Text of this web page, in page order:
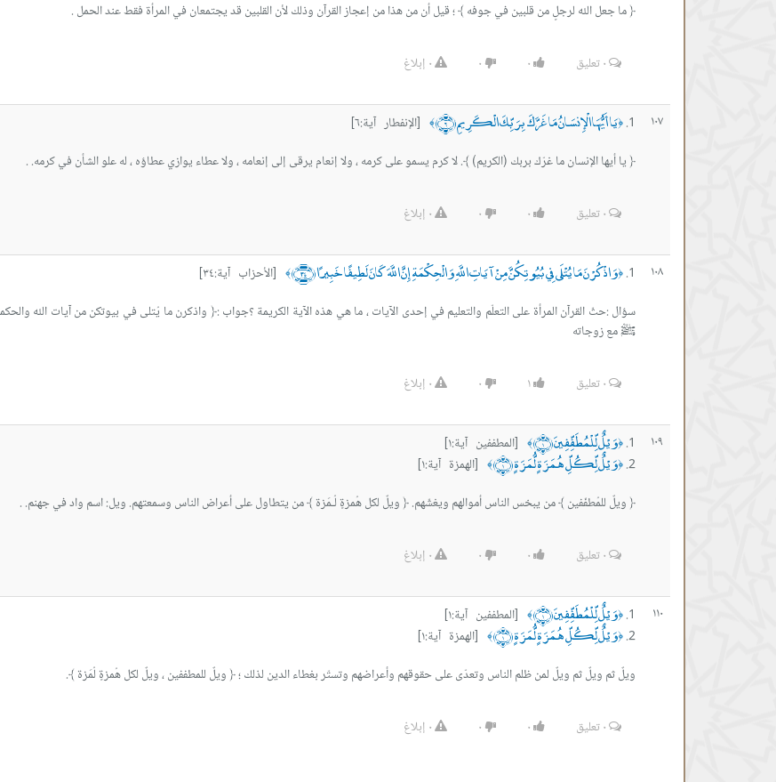
﴿ ما جعل الله لرجلٍ من قلبين في جوفه ﴾ ؛ قيل أن من هذا من إعجاز القرآن وذلك لأن القلبين قد يجتمعان في المرأة فقط عند الحمل .
٠تعليق ٠ ٠ ٠ إبلاغ
١٠٧ ﴿يَا أَيُّهَا الْإِنسَانُ مَا غَرَّكَ بِرَبِّكَ الْكَرِيمِ ﴿٦﴾ ﴾
[الإنفطار آية:٦]
﴿ يا أيها الإنسان ما غرّك بربك (الكريم) ﴾. لا كرم يسمو على كرمه ، ولا إنعام يرقى إلى إنعامه ، ولا عطاء يوازي عطاؤه ، له علو الشأن في كرمه. .
٠تعليق ٠ ٠ ٠ إبلاغ
١٠٨ ﴿وَاذْكُرْنَ مَا يُتْلَى فِي بُيُوتِكُنَّ مِنْ آيَاتِ اللَّهِ وَالْحِكْمَةِ إِنَّ اللَّهَ كَانَ لَطِيفًا خَبِيرًا ﴿٣٤﴾ ﴾
[الأحزاب آية:٣٤]
سؤال :حثّ القرآن المرأة على التعلّم والتعليم في إحدى الآيات ، ما هي هذه الآية الكريمة ؟جواب :﴿ واذكرن ما يُتلى في بيوتكن من آيات الله
ﷺ مع زوجاته
٠تعليق ١ ٠ ٠ إبلاغ
١٠٩ ﴿وَيْلٌ لِّلْمُطَفِّفِينَ ﴿١﴾ ﴾ [المطففين آية:١]
﴿وَيْلٌ لِّكُلِّ هُمَزَةٍ لُّمَزَةٍ ﴿١﴾ ﴾
[الهمزة آية:١]
﴿ ويلٌ للمُطفّفين ﴾ من يبخس الناس أموالهم ويغشّهم. ﴿ ويلٌ لكل هُمزةٍ لُـمَزة ﴾ من يتطاول على أعراض الناس وسمعتهم. ويل: اسم واد في جهنم. .
٠تعليق ٠ ٠ ٠ إبلاغ
١١٠ ﴿وَيْلٌ لِّلْمُطَفِّفِينَ ﴿١﴾ ﴾ [المطففين آية:١]
﴿وَيْلٌ لِّكُلِّ هُمَزَةٍ لُّمَزَةٍ ﴿١﴾ ﴾
[الهمزة آية:١]
ويلٌ ثم ويلٌ ثم ويلٌ لمن ظلم الناس وتعدّى على حقوقهم وأعراضهم وتستّر بغطاء الدين لذلك ؛ ﴿ ويلٌ للمطففين ، ويلٌ لكل هُمزةٍ لُمَزة ﴾.
٠تعليق ٠ ٠ ٠ إبلاغ